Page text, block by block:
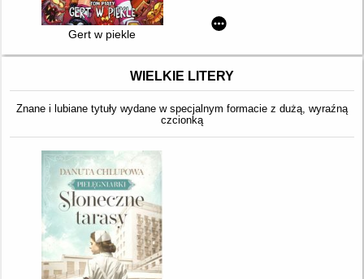
Gert w piekle
WIELKIE LITERY
Znane i lubiane tytuły wydane w specjalnym formacie z dużą, wyraźną
czcionką